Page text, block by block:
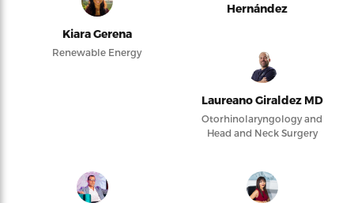
Kiara Gerena
Renewable Energy
Hernández
Laureano Giraldez MD
Otorhinolaryngology and
Head and Neck Surgery